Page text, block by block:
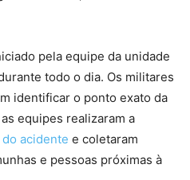
pela equipe da unidade
todo o dia. Os militares
identificar o ponto exato da
equipes realizaram a
acidente e coletaram
e pessoas próximas à